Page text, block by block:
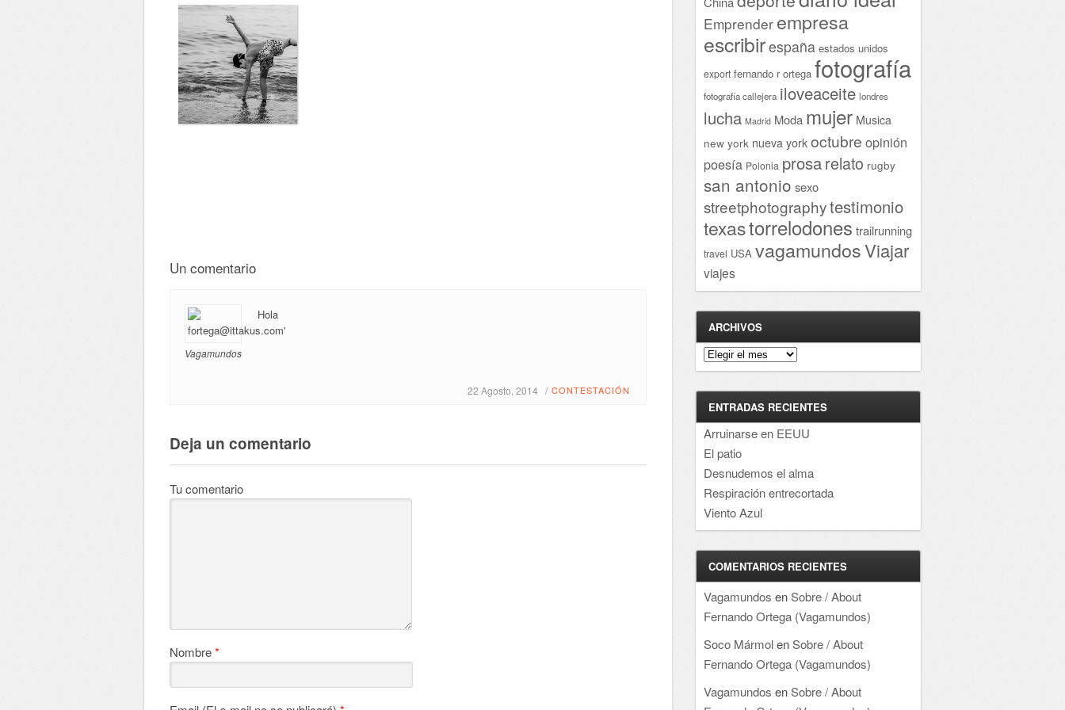
Un comentario
Vagamundos
Hola
22 Agosto, 2014 / CONTESTACIÓN
Deja un comentario
Tu comentario
Nombre*
Emprender empresa
escribirespaña estados unidos
export fernando r ortega fotografía
fotografía callejera iloveaceite londres
lucha Madrid Moda mujer Musica
new york nueva york octubre opinión
poesía Polonia prosarelato rugby
san antonio sexo
streetphotographytestimonio
texastorrelodones trailrunning
travel USA vagamundosViajar
viajes
ARCHIVOS
Archivos
ENTRADAS RECIENTES
Arruinarse en EEUU
El patio
Desnudemos el alma
Respiración entrecortada
Viento Azul
COMENTARIOS RECIENTES
Vagamundos enSobre / About
Fernando Ortega (Vagamundos)
Soco MármolenSobre / About
Fernando Ortega (Vagamundos)
Vagamundos enSobre / About